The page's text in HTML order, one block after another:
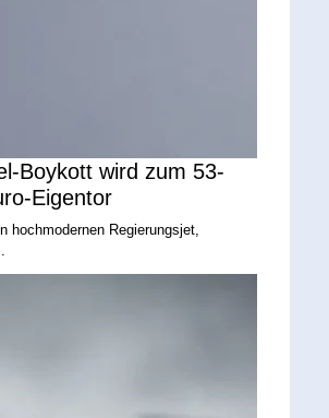
Boykott wird zum 53-
Eigentor
hochmodernen Regierungsjet,